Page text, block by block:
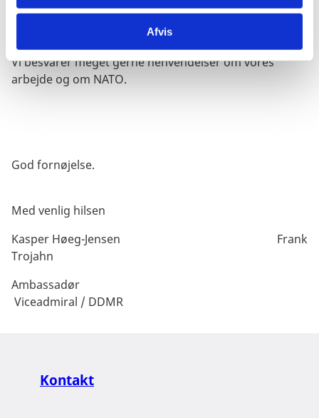
Afvis
forsvarspolitik på Udenrigsministeriets og
Forsvarsministeriets hjemmesider.
Vi besvarer meget gerne henvendelser om vores
arbejde og om NATO.
God fornøjelse.
Med venlig hilsen
Kasper Høeg-Jensen Frank
Trojahn
Ambassadør
Viceadmiral / DDMR
Kontakt